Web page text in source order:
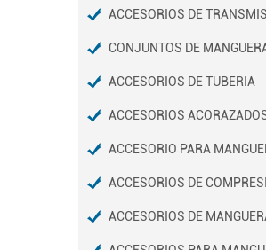
ACCESORIOS DE TUBERIA
ACCESORIOS DE